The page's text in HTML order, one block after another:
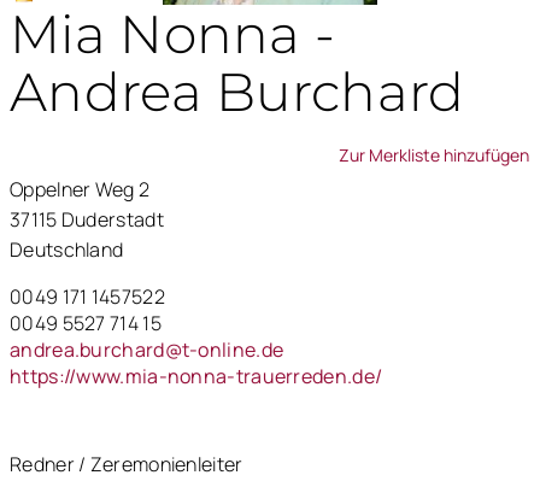
Mia Nonna -
Andrea Burchard
Zur Merkliste hinzufügen
Oppelner Weg 2
37115 Duderstadt
Deutschland
0049 171 1457522
0049 5527 714 15
andrea.burchard@t-online.de
https://www.mia-nonna-trauerreden.de/
Redner / Zeremonienleiter